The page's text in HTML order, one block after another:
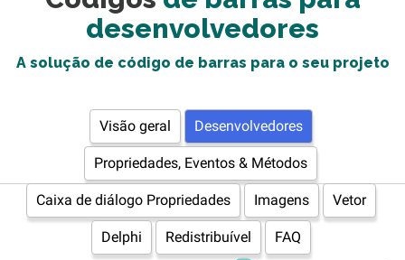
desenvolvedores
A solução de código de barras para o seu projeto
Visão geral Desenvolvedores
Propriedades, Eventos & Métodos
Caixa de diálogo Propriedades Imagens Vetor
Delphi Redistribuível FAQ